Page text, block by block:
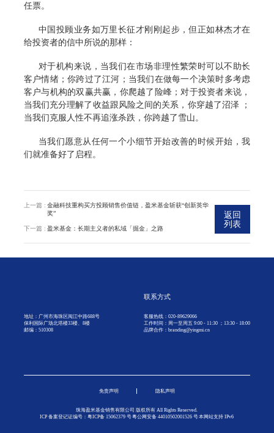
任票。
中国投顾业务如万里长征才刚刚起步，但正如林杰才在
给投资者的信中所说的那样：
对于机构来说，当我们在市场非理性繁荣时可以不助长
客户情绪；你跨过了江河；当我们在做每一个决策时多考虑
客户与机构的双赢共赢，你爬越了险峰；对于投资者来说，
当我们充分理解了收益跟风险之间的关系，你穿越了沼泽 ；
当我们克服人性不再追涨杀跌，你跨越了雪山。
当我们愿意从任何一个小细节开始改善的时候开始，我
们就准备好了启程。
上一篇 : 金融科技重构买方投顾销售价值链，盈米基金斩获“创新英华
奖”
下一篇 : 盈米基金：长期主义者的私域「掘金」之路
返回
列表
地址：广州市海珠区阅江中路688号
保利国际广场北塔楼33楼、8楼
邮编：510308
联系方式
客服热线：020-89629066
工作时间：周一至周五 9:00 - 11:30 ；13:30 - 18:00
品牌合作：branding@yingmi.cn
免责声明 隐私声明
珠海盈米基金销售有限公司 版权所有 All Rights Reserved.
ICP 备案登记证编号：粤ICP备15062379 号粤公网安备 44010502001526 号本网站支持 IPv6